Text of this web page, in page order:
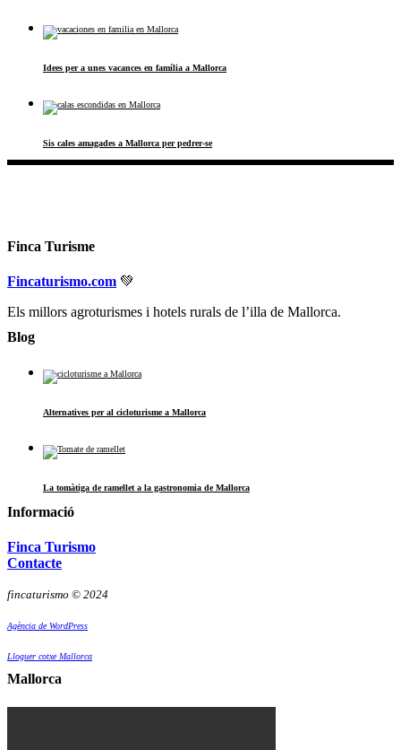
Idees per a unes vacances en família a Mallorca
Sis cales amagades a Mallorca per pedrer-se
Finca Turisme
Fincaturismo.com 💚
Els millors agroturismes i hotels rurals de l’illa de Mallorca.
Blog
Alternatives per al cicloturisme a Mallorca
La tomàtiga de ramellet a la gastronomia de Mallorca
Informació
Finca Turismo
Contacte
fincaturismo © 2024
Agència de WordPress
Lloguer cotxe Mallorca
Mallorca